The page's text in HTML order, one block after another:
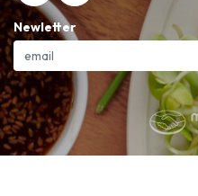
Newletter